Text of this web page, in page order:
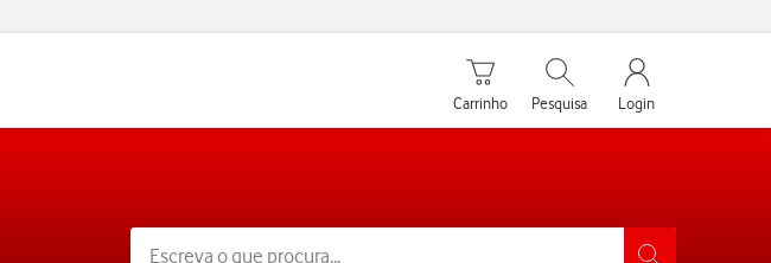
Carrinho de compras
Carrinho
Pesquisar
Pesquisa
My Vodafone
Login